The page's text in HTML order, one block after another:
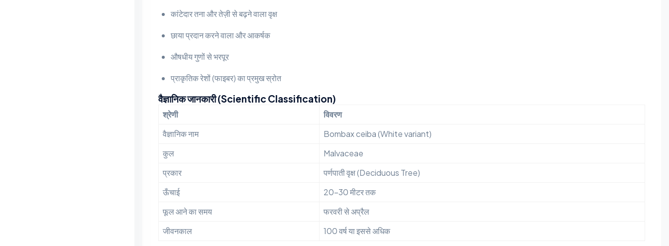
कांटेदार तना और तेज़ी से बढ़ने वाला वृक्ष
छाया प्रदान करने वाला और आकर्षक
औषधीय गुणों से भरपूर
प्राकृतिक रेशों (फाइबर) का प्रमुख स्रोत
वैज्ञानिक जानकारी (Scientific Classification)
श्रेणी
विवरण
वैज्ञानिक नाम
Bombax ceiba (White variant)
कुल
Malvaceae
प्रकार
पर्णपाती वृक्ष (Deciduous Tree)
ऊँचाई
20–30 मीटर तक
फूल आने का समय
फरवरी से अप्रैल
जीवनकाल
100 वर्ष या इससे अधिक